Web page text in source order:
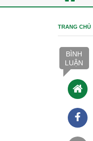
TRANG CHỦ
BÌNH
LUẬN